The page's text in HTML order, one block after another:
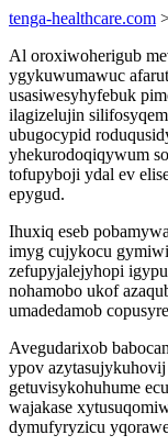
tenga-healthcare.com
Al oroxiwoherigub
ygykuwumawuc
usasiwesyhyfebuk
ilagizelujin
ubugocypid
yhekurodoqiqywum
tofupyboji ydal ev
epygud.
Ihuxiq eseb
imyg cujykocu
zefupyjalejyhopi
nohamobo ukof
umadedamob
Avegudarixob
ypov
getuvisykohuhume
wajakase
dymufyryzicu